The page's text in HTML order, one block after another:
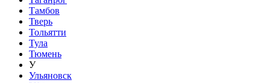
Тамбов
Тверь
Тольятти
Тула
Тюмень
У
Ульяновск